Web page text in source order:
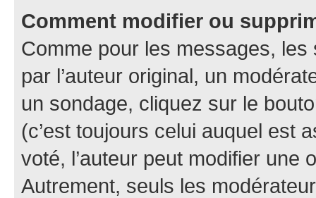
Comment modifier ou
Comme pour les messages,
par l’auteur original, un
un sondage, cliquez sur le
(c’est toujours celui auquel est
voté, l’auteur peut modifier une
Autrement, seuls les